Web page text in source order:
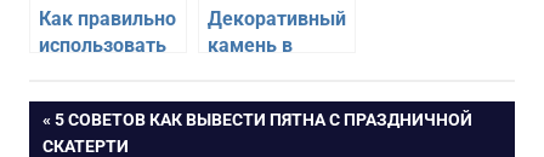
Как правильно
использовать
интерьере
квартиры
Декоративный
камень в
интерьера
Навигация
ПРЕДЫДУЩАЯ
ЗАПИСЬ:
5 СОВЕТОВ КАК ВЫВЕСТИ ПЯТНА С ПРАЗДНИЧНОЙ
СКАТЕРТИ